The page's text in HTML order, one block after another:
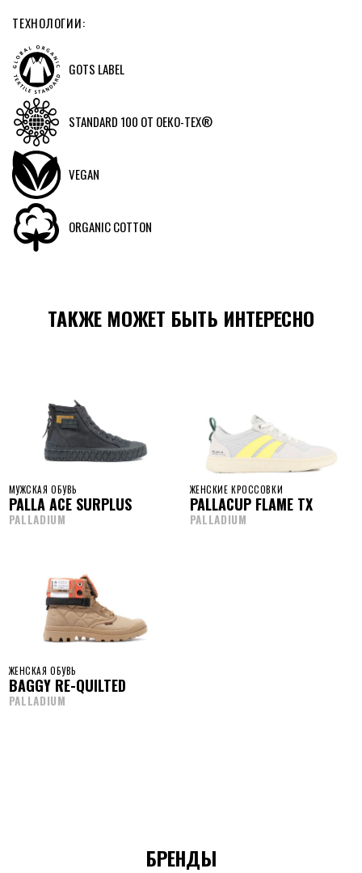
ТЕХНОЛОГИИ:
GOTS LABEL
STANDARD 100 ОТ ОЕКO-TEX®
VEGAN
ORGANIC COTTON
ТАКЖЕ МОЖЕТ БЫТЬ ИНТЕРЕСНО
МУЖСКАЯ ОБУВЬ
PALLA ACE SURPLUS
PALLADIUM
ЖЕНСКИЕ КРОССОВКИ
PALLACUP FLAME TX
PALLADIUM
ЖЕНСКАЯ ОБУВЬ
BAGGY RE-QUILTED
PALLADIUM
БРЕНДЫ